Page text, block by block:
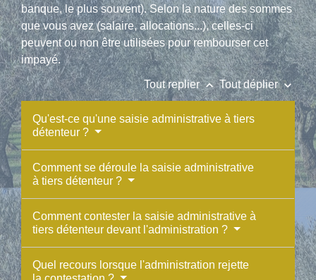
banque, le plus souvent). Selon la nature des sommes
que vous avez (salaire, allocations...), celles-ci
peuvent ou non être utilisées pour rembourser cet
impayé.
Tout replierkeyboard_arrow_up Tout déplierkeyboard_arrow_down
Qu'est-ce qu'une saisie administrative à tiers
détenteur ?
Comment se déroule la saisie administrative
à tiers détenteur ?
Comment contester la saisie administrative à
tiers détenteur devant l'administration ?
Quel recours lorsque l'administration rejette